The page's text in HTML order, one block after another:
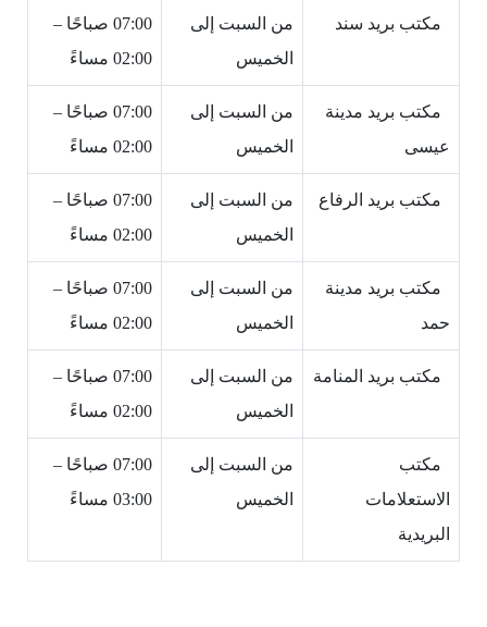
مكتب بريد سند
من السبت إلى
الخميس
07:00 صباحًا –
02:00 مساءً
مكتب بريد مدينة
عيسى
من السبت إلى
الخميس
07:00 صباحًا –
02:00 مساءً
مكتب بريد الرفاع
من السبت إلى
الخميس
07:00 صباحًا –
02:00 مساءً
مكتب بريد مدينة
حمد
من السبت إلى
الخميس
07:00 صباحًا –
02:00 مساءً
مكتب بريد المنامة
من السبت إلى
الخميس
07:00 صباحًا –
02:00 مساءً
مكتب
الاستعلامات
البريدية
من السبت إلى
الخميس
07:00 صباحًا –
03:00 مساءً